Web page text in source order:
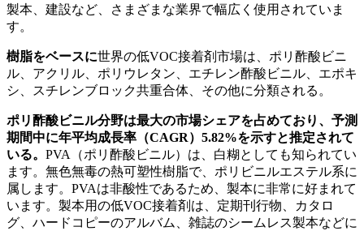
製本、建設など、さまざまな業界で幅広く使用されていま
す。
樹脂をベースに世界の低VOC接着剤市場は、ポリ酢酸ビニ
ル、アクリル、ポリウレタン、エチレン酢酸ビニル、エポキ
シ、スチレンブロック共重合体、その他に分類される。
ポリ酢酸ビニル分野は最大の市場シェアを占めており、予測
期間中に年平均成長率（CAGR）5.82%を示すと推定されて
いる。 PVA（ポリ酢酸ビニル）は、白糊としても知られてい
ます。無色無毒の熱可塑性樹脂で、ポリビニルエステル系に
属します。PVAは非酸性であるため、製本に非常に好まれて
います。製本用の低VOC接着剤は、定期刊行物、カタロ
グ、ハードコピーのアルバム、雑誌のシームレス製本などに